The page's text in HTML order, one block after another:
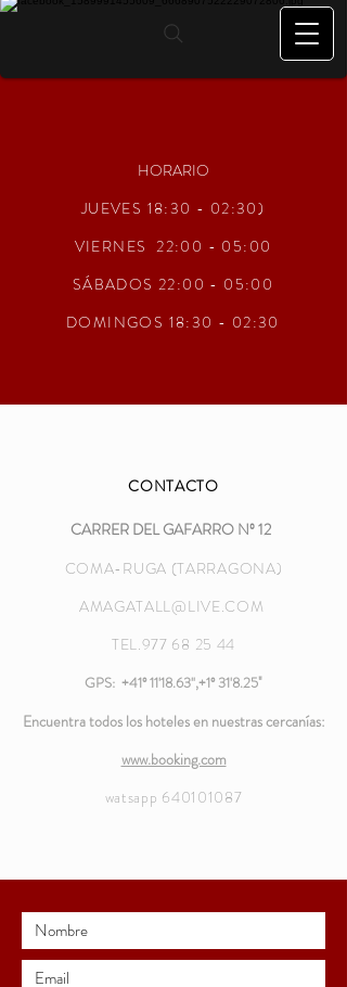
HORARIO
JUEVES 18:30 - 02:30)
VIERNES 22:00 - 05:00
SÁBADOS 22:00 - 05:00
DOMINGOS 18:30 - 02:30
CONTACTO
CARRER DEL GAFARRO Nº 12
COMA-RUGA (TARRAGONA)
AMAGATALL@LIVE.COM
TEL.977 68 25 44
GPS: +41º 11'18.63",+1º 31'8.25"
Encuentra todos los hoteles en nuestras cercanías:
www.booking.com
watsapp 640101087